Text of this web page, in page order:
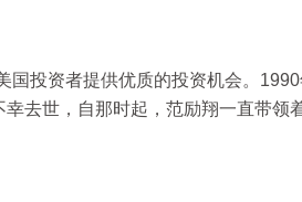
投资者提供优质的投资机会。
去世，自那时起，范励翔一直带领